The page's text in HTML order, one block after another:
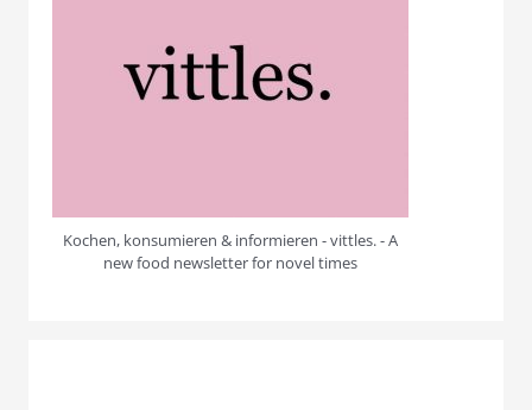
Kochen, konsumieren & informieren - vittles. - A
new food newsletter for novel times